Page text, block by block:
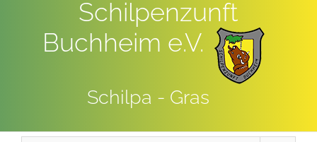
Schilpenzunft
Buchheim e.V.
Schilpa - Gras